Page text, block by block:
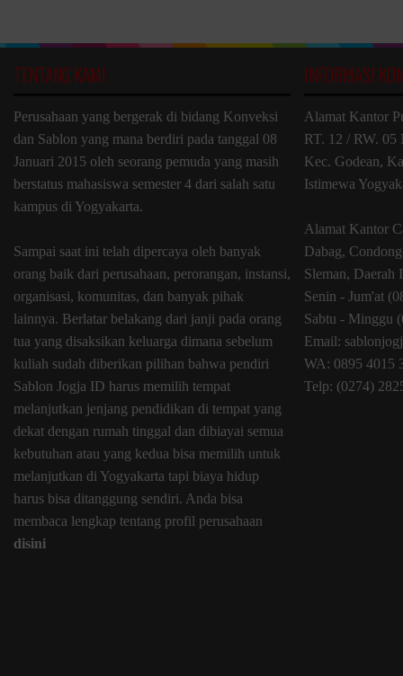
TENTANG KAMI
Perusahaan yang bergerak di bidang Konveksi
dan Sablon yang mana berdiri pada tanggal 08
Januari 2015 oleh seorang pemuda yang masih
berstatus mahasiswa semester 4 dari salah satu
kampus di Yogyakarta.
Sampai saat ini telah dipercaya oleh banyak
orang baik dari perusahaan, perorangan, instansi,
organisasi, komunitas, dan banyak pihak
lainnya. Berlatar belakang dari janji pada orang
tua yang disaksikan keluarga dimana sebelum
kuliah sudah diberikan pilihan bahwa pendiri
Sablon Jogja ID harus memilih tempat
melanjutkan jenjang pendidikan di tempat yang
dekat dengan rumah tinggal dan dibiayai semua
kebutuhan atau yang kedua bisa memilih untuk
melanjutkan di Yogyakarta tapi biaya hidup
harus bisa ditanggung sendiri. Anda bisa
membaca lengkap tentang profil perusahaan
disini
INFORMASI
Alamat Kantor
RT. 12 / RW. 05
Kec. Godean,
Istimewa
Alamat Kantor
Dabag,
Sleman, Daerah
Senin - Jum'at
Sabtu - Minggu
Email:
WA: 0895 4015
Telp: (0274)